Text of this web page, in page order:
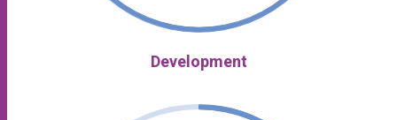
Development